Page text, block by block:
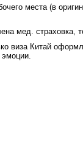
места (в
мед. страховка,
Китай